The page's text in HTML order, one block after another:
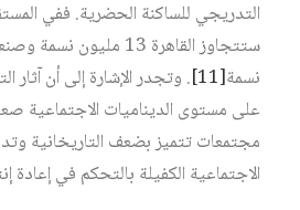
نسمة‏[11]
. وتجدر الإشارة إلى أن آثار
على مستوى الديناميات الاجتماعية
مجتمعات تتميز بضعف التاريخانية
الاجتماعية الكفيلة بالتحكم في إعادة